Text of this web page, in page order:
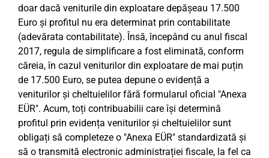
doar dacă veniturile din exploatare depășeau 17.500
Euro și profitul nu era determinat prin contabilitate
(adevărata contabilitate). Însă, începând cu anul fiscal
2017, regula de simplificare a fost eliminată, conform
căreia, în cazul veniturilor din exploatare de mai puțin
de 17.500 Euro, se putea depune o evidență a
veniturilor și cheltuielilor fără formularul oficial "Anexa
EÜR". Acum, toți contribuabilii care își determină
profitul prin evidența veniturilor și cheltuielilor sunt
obligați să completeze o "Anexa EÜR" standardizată și
să o transmită electronic administrației fiscale, la fel ca